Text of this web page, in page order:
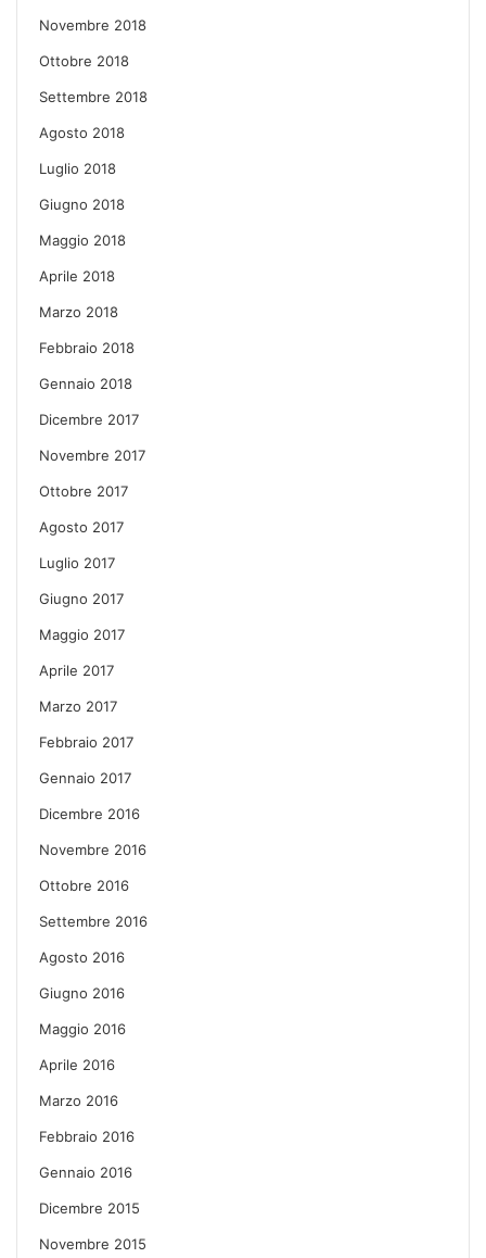
Novembre 2018
Ottobre 2018
Settembre 2018
Agosto 2018
Luglio 2018
Giugno 2018
Maggio 2018
Aprile 2018
Marzo 2018
Febbraio 2018
Gennaio 2018
Dicembre 2017
Novembre 2017
Ottobre 2017
Agosto 2017
Luglio 2017
Giugno 2017
Maggio 2017
Aprile 2017
Marzo 2017
Febbraio 2017
Gennaio 2017
Dicembre 2016
Novembre 2016
Ottobre 2016
Settembre 2016
Agosto 2016
Giugno 2016
Maggio 2016
Aprile 2016
Marzo 2016
Febbraio 2016
Gennaio 2016
Dicembre 2015
Novembre 2015